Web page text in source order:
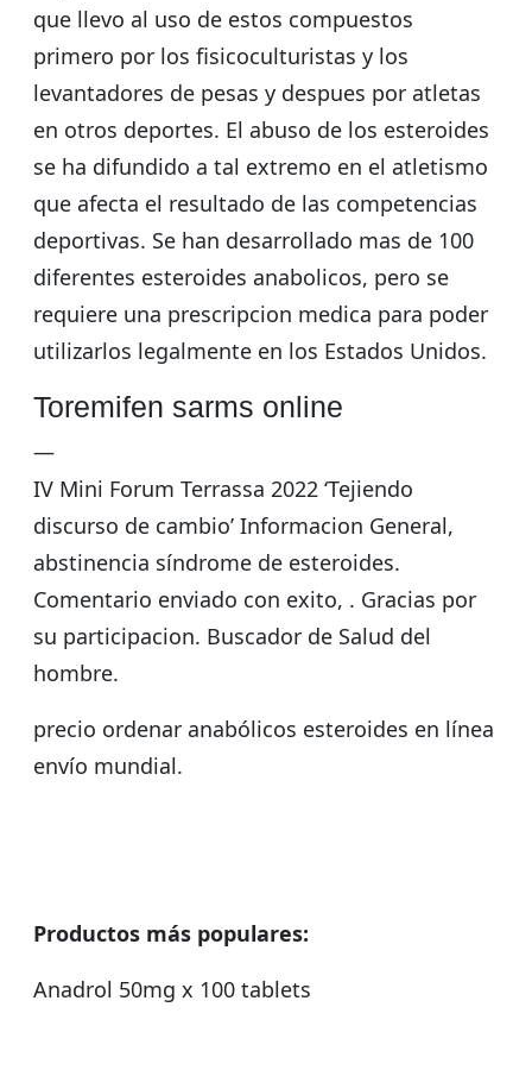
que llevo al uso de estos compuestos
primero por los fisicoculturistas y los
levantadores de pesas y despues por atletas
en otros deportes. El abuso de los esteroides
se ha difundido a tal extremo en el atletismo
que afecta el resultado de las competencias
deportivas. Se han desarrollado mas de 100
diferentes esteroides anabolicos, pero se
requiere una prescripcion medica para poder
utilizarlos legalmente en los Estados Unidos.
Toremifen sarms online
—
IV Mini Forum Terrassa 2022 ‘Tejiendo
discurso de cambio’ Informacion General,
abstinencia síndrome de esteroides.
Comentario enviado con exito, . Gracias por
su participacion. Buscador de Salud del
hombre.
precio ordenar anabólicos esteroides en línea
envío mundial.
Productos más populares:
Anadrol 50mg x 100 tablets